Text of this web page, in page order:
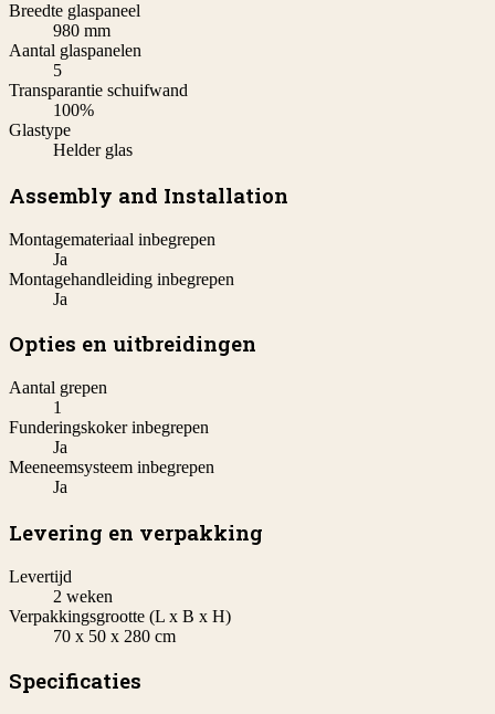
Breedte glaspaneel
980 mm
Aantal glaspanelen
5
Transparantie schuifwand
100%
Glastype
Helder glas
Assembly and Installation
Montagemateriaal inbegrepen
Ja
Montagehandleiding inbegrepen
Ja
Opties en uitbreidingen
Aantal grepen
1
Funderingskoker inbegrepen
Ja
Meeneemsysteem inbegrepen
Ja
Levering en verpakking
Levertijd
2 weken
Verpakkingsgrootte (L x B x H)
70 x 50 x 280 cm
Specificaties